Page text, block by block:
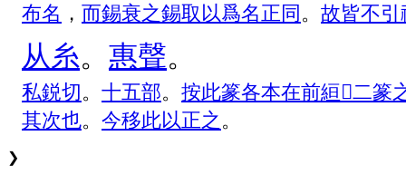
布名 ， 而錫衰之錫取 以爲名正同 。 故皆不引
从糸。 惠聲。
私鋭切。 十五部。 按此篆各本在前絙𦃙二篆
其次也。 今移此以正之 。
❯